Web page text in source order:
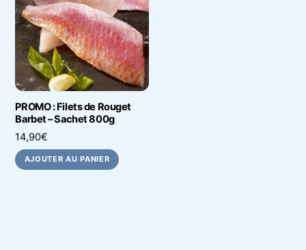
PROMO : Filets de Rouget
Barbet – Sachet 800g
14,90€
AJOUTER AU PANIER